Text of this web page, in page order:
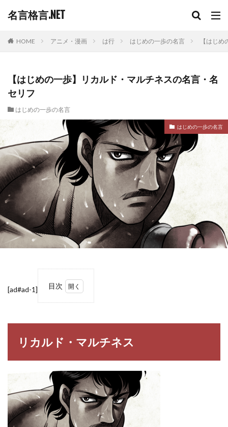
名言格言.NET
HOME アニメ・漫画 は行 はじめの一歩の名言 【はじ
【はじめの一歩】リカルド・マルチネスの名言・名
セリフ
はじめの一歩の名言
はじめの一歩の名言
[ad#ad-1] 目次
マル
チネ
2
【は
じめ
の一
歩】
リカ
リカルド・マルチネス